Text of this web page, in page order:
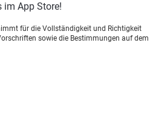
im App Store!
für die Vollständigkeit und Richtigkeit
sowie die Bestimmungen auf dem